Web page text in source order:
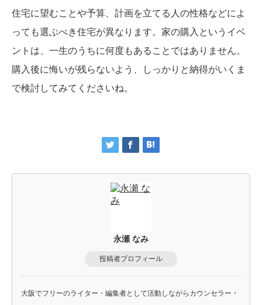
住宅に望むことや予算、計画を立てる人の性格などによ
っても選ぶべき住宅が異なります。家の購入というイベ
ントは、一生のうちに何度もあることではありません。
購入後に悔いが残らないよう、しっかりと納得がいくま
で検討してみてくださいね。
永瀬 なみ
投稿者プロフィール
大阪でフリーのライター・編集者として活動しながらカウンセラー・